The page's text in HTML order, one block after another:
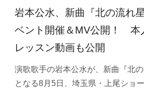
岩本公水、新曲『北の流れ
ベント開催＆MV公開！ 本
レッスン動画も公開
演歌歌手の岩本公水が、新曲『北
となる8月5日、埼玉県・上尾ショ